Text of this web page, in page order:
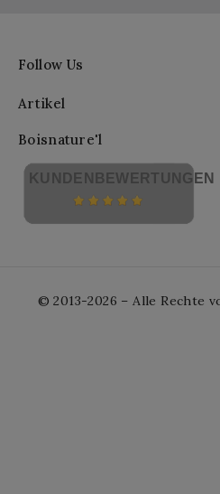
Follow Us
Artikel
Boisnature'l
KUNDENBEWERTUNGEN
© 2013-2026 – Alle Rechte